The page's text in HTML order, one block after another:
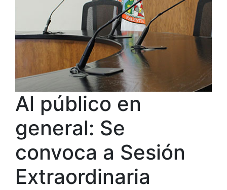
Al público en
general: Se
convoca a Sesión
Extraordinaria